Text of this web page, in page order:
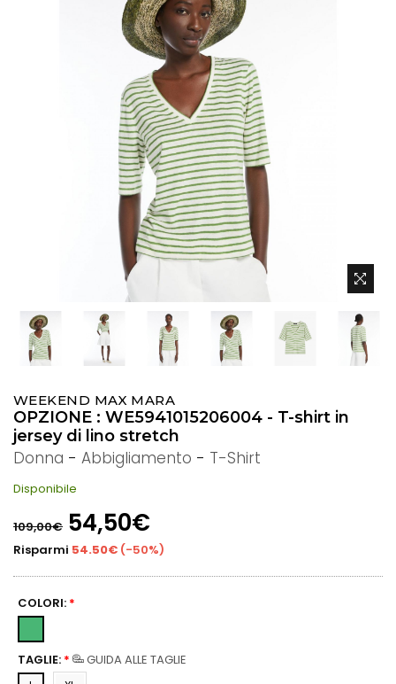
WEEKEND MAX MARA
OPZIONE : WE5941015206004 - T-shirt in
jersey di lino stretch
Donna - Abbigliamento - T-Shirt
Disponibile
di
listino
109,00€ 54,50€
Risparmi 54.50€ (-50%)
COLORI: *
TAGLIE: * GUIDA ALLE TAGLIE